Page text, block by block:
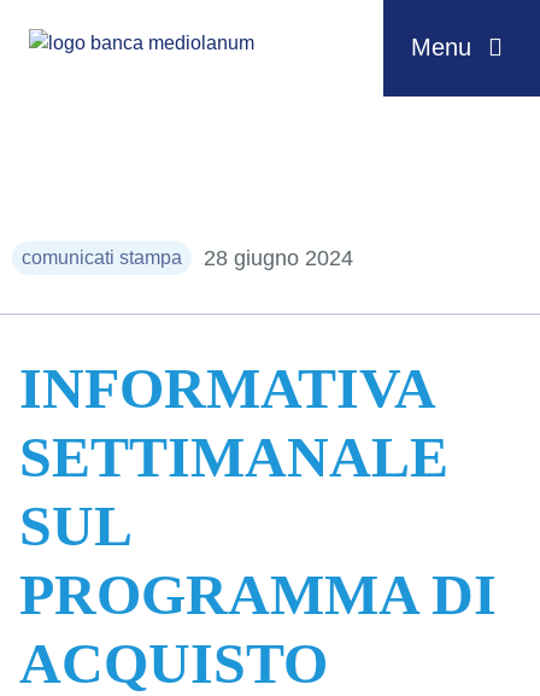
Menu
comunicati stampa 28 giugno 2024
INFORMATIVA
SETTIMANALE
SUL
PROGRAMMA DI
ACQUISTO